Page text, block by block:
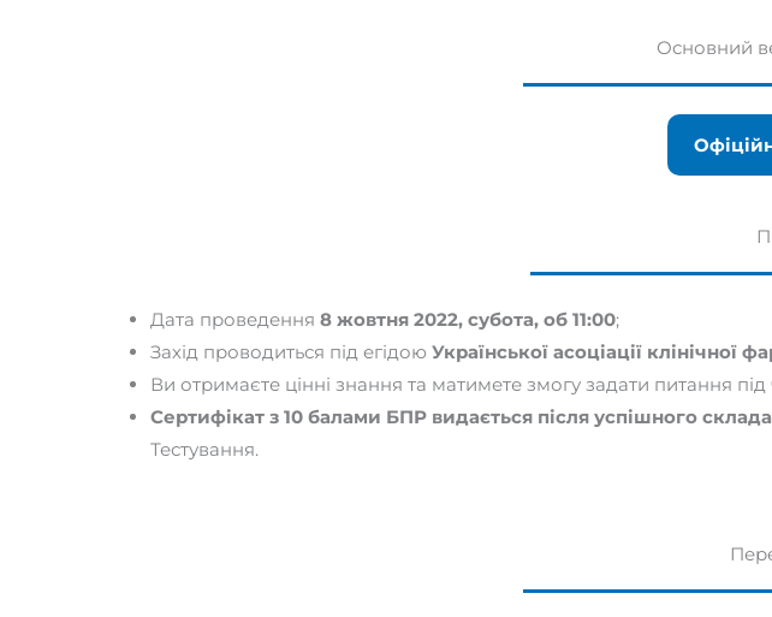
Основний
Дата проведення 8 жовтня 2022, субота, об 11:00;
Захід проводиться під егідою Української асоціації клінічної
Ви отримаєте цінні знання та матимете змогу задати питання
Сертифікат з 10 балами БПР видається після успішного
Тестування.